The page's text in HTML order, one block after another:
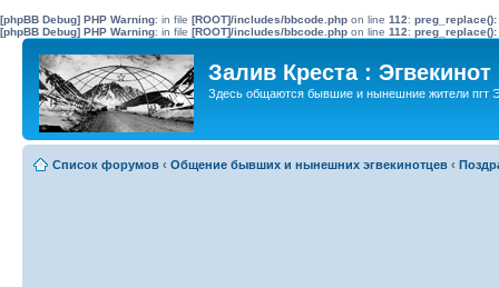
[phpBB Debug] PHP Warning: in file [ROOT]/includes/bbcode.php on line 112:
[phpBB Debug] PHP Warning: in file [ROOT]/includes/bbcode.php on line 112:
Залив Креста : Эгвекинот
Здесь общаются бывшие и нынешние жители пгт
Список форумов ‹ Общение бывших и нынешних эгвекинотцев ‹